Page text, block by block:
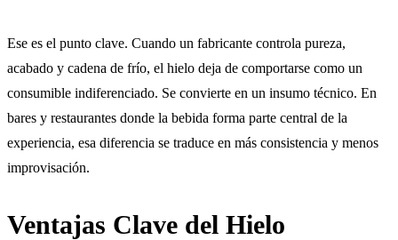
Ese es el punto clave. Cuando un fabricante controla pureza,
acabado y cadena de frío, el hielo deja de comportarse como un
consumible indiferenciado. Se convierte en un insumo técnico. En
bares y restaurantes donde la bebida forma parte central de la
experiencia, esa diferencia se traduce en más consistencia y menos
improvisación.
Ventajas Clave del Hielo